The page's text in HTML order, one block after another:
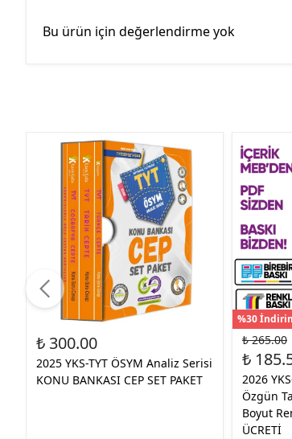
Bu ürün için değerlendirme yok
₺ 300.00
2025 YKS-TYT ÖSYM Analiz Serisi
KONU BANKASI CEP SET PAKET
%30
₺ 265.00
₺
2026
Özgün
Boyut
ÜCRETİ